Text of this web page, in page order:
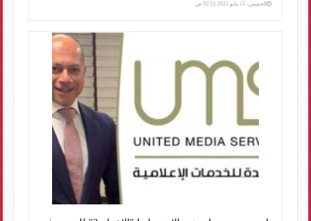
الخميس، 13 مايو 2021 02:51 ص